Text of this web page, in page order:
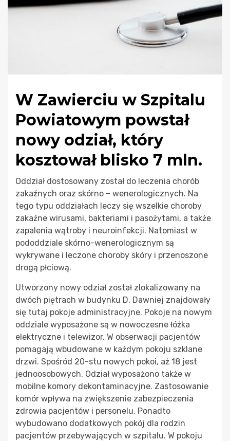
W Zawierciu w Szpitalu
Powiatowym powstał
nowy odział, który
kosztował blisko 7 mln.
Oddział dostosowany został do leczenia chorób
zakaźnych oraz skórno – wenerologicznych. Na
tego typu oddziałach leczy się wszelkie choroby
zakaźne wirusami, bakteriami i pasożytami, a także
zapalenia wątroby i neuroinfekcji. Natomiast w
pododdziale skórno-wenerologicznym są
wykrywane i leczone choroby skóry i przenoszone
drogą płciową.
Utworzony nowy odział został zlokalizowany na
dwóch piętrach w budynku D. Dawniej znajdowały
się tutaj pokoje administracyjne. Pokoje na nowym
oddziale wyposażone są w nowoczesne łóżka
elektryczne i telewizor. W obserwacji pacjentów
pomagają wbudowane w każdym pokoju szklane
drzwi. Spośród 20-stu nowych pokoi, aż 18 jest
jednoosobowych. Odział wyposażono także w
mobilne komory dekontaminacyjne. Zastosowanie
komór wpływa na zwiększenie zabezpieczenia
zdrowia pacjentów i personelu. Ponadto
wybudowano dodatkowych pokój dla rodzin
pacjentów przebywających w szpitalu. W pokoju